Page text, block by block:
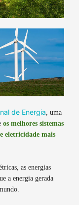
de Energia, uma
os melhores sistemas
eletricidade mais
as energias
a energia gerada